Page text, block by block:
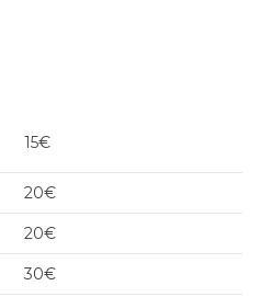
15€
20€
20€
30€